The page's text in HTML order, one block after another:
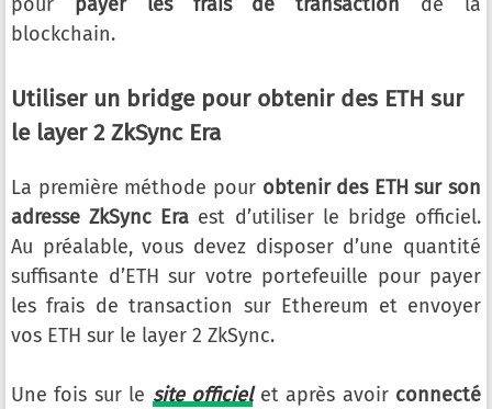
blockchain.
Utiliser un bridge pour obtenir des ETH sur
le layer 2 ZkSync Era
La première méthode pour obtenir des ETH sur son
adresse ZkSync Era est d’utiliser le bridge officiel.
Au préalable, vous devez disposer d’une quantité
suffisante d’ETH sur votre portefeuille pour payer
les frais de transaction sur Ethereum et envoyer
vos ETH sur le layer 2 ZkSync.
Une fois sur le site officielet après avoir connecté